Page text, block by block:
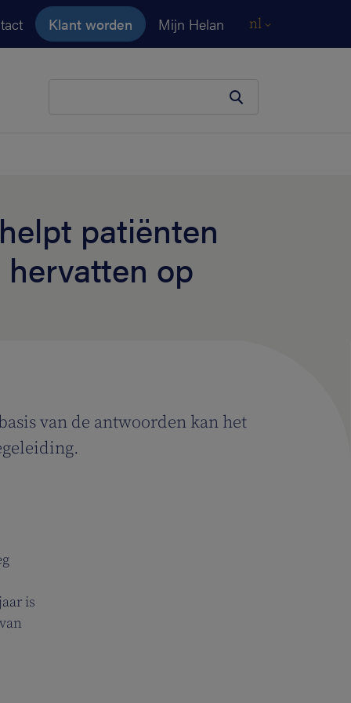
Klant worden Mijn Helan nl
patiënten
op
van de antwoorden kan het
is